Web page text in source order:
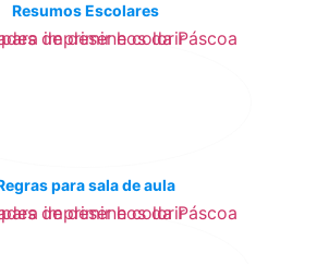
Resumos Escolares
para sala de aula